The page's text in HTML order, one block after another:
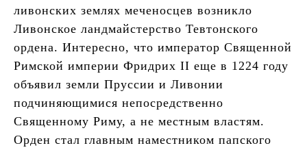
ливонских землях меченосцев возникло
Ливонское ландмайстерство Тевтонского
ордена. Интересно, что император Священной
Римской империи Фридрих II еще в 1224 году
объявил земли Пруссии и Ливонии
подчиняющимися непосредственно
Священному Риму, а не местным властям.
Орден стал главным наместником папского